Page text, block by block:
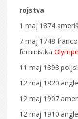
rojstva
1 maj 1874
7 maj 1748
feministka
11 maj 1898
12 maj 1820
12 maj 1907
12 maj 1910